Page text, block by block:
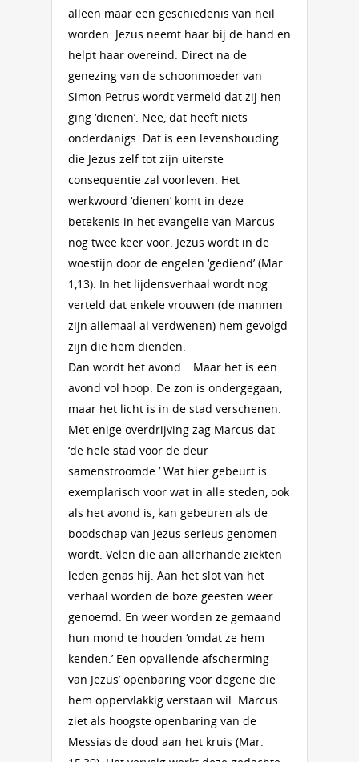
alleen maar een geschiedenis van heil
worden. Jezus neemt haar bij de hand en
helpt haar overeind. Direct na de
genezing van de schoonmoeder van
Simon Petrus wordt vermeld dat zij hen
ging ‘dienen’. Nee, dat heeft niets
onderdanigs. Dat is een levenshouding
die Jezus zelf tot zijn uiterste
consequentie zal voorleven. Het
werkwoord ‘dienen’ komt in deze
betekenis in het evangelie van Marcus
nog twee keer voor. Jezus wordt in de
woestijn door de engelen ‘gediend’ (Mar.
1,13). In het lijdensverhaal wordt nog
verteld dat enkele vrouwen (de mannen
zijn allemaal al verdwenen) hem gevolgd
zijn die hem dienden.
Dan wordt het avond… Maar het is een
avond vol hoop. De zon is ondergegaan,
maar het licht is in de stad verschenen.
Met enige overdrijving zag Marcus dat
‘de hele stad voor de deur
samenstroomde.’ Wat hier gebeurt is
exemplarisch voor wat in alle steden, ook
als het avond is, kan gebeuren als de
boodschap van Jezus serieus genomen
wordt. Velen die aan allerhande ziekten
leden genas hij. Aan het slot van het
verhaal worden de boze geesten weer
genoemd. En weer worden ze gemaand
hun mond te houden ‘omdat ze hem
kenden.’ Een opvallende afscherming
van Jezus’ openbaring voor degene die
hem oppervlakkig verstaan wil. Marcus
ziet als hoogste openbaring van de
Messias de dood aan het kruis (Mar.